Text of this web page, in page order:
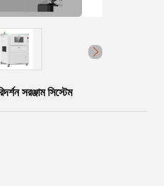
সরঞ্জাম সিস্টেম